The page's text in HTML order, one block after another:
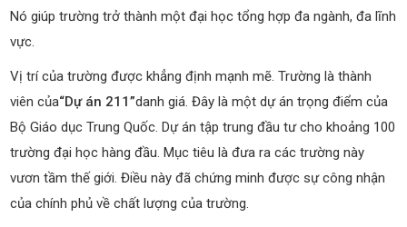
Nó giúp trường trở thành một đại học tổng hợp đa ngành, đa lĩnh
vực.
Vị trí của trường được khẳng định mạnh mẽ. Trường là thành
viên của“Dự án 211”danh giá. Đây là một dự án trọng điểm của
Bộ Giáo dục Trung Quốc. Dự án tập trung đầu tư cho khoảng 100
trường đại học hàng đầu. Mục tiêu là đưa ra các trường này
vươn tầm thế giới. Điều này đã chứng minh được sự công nhận
của chính phủ về chất lượng của trường.